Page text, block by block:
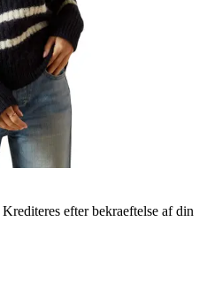
Krediteres efter bekraeftelse af din